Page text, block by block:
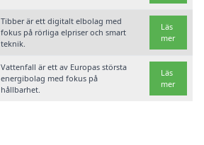
Tibber är ett digitalt elbolag med
fokus på rörliga elpriser och smart
teknik.
Läs
mer
Vattenfall är ett av Europas största
energibolag med fokus på
hållbarhet.
Läs
mer